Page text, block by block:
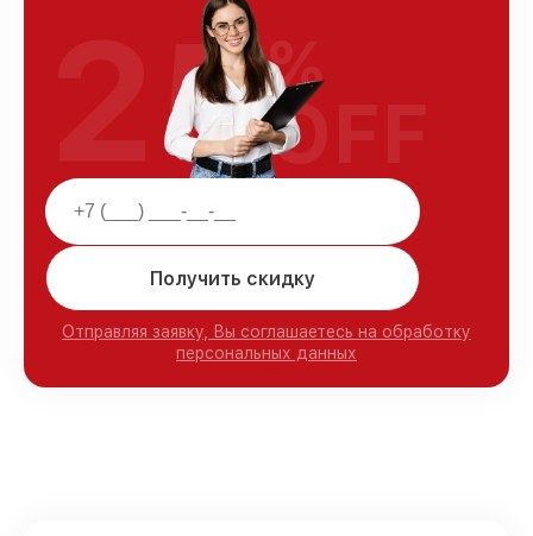
Получить скидку
Отправляя заявку, Вы соглашаетесь на обработку
персональных данных
25%
OFF